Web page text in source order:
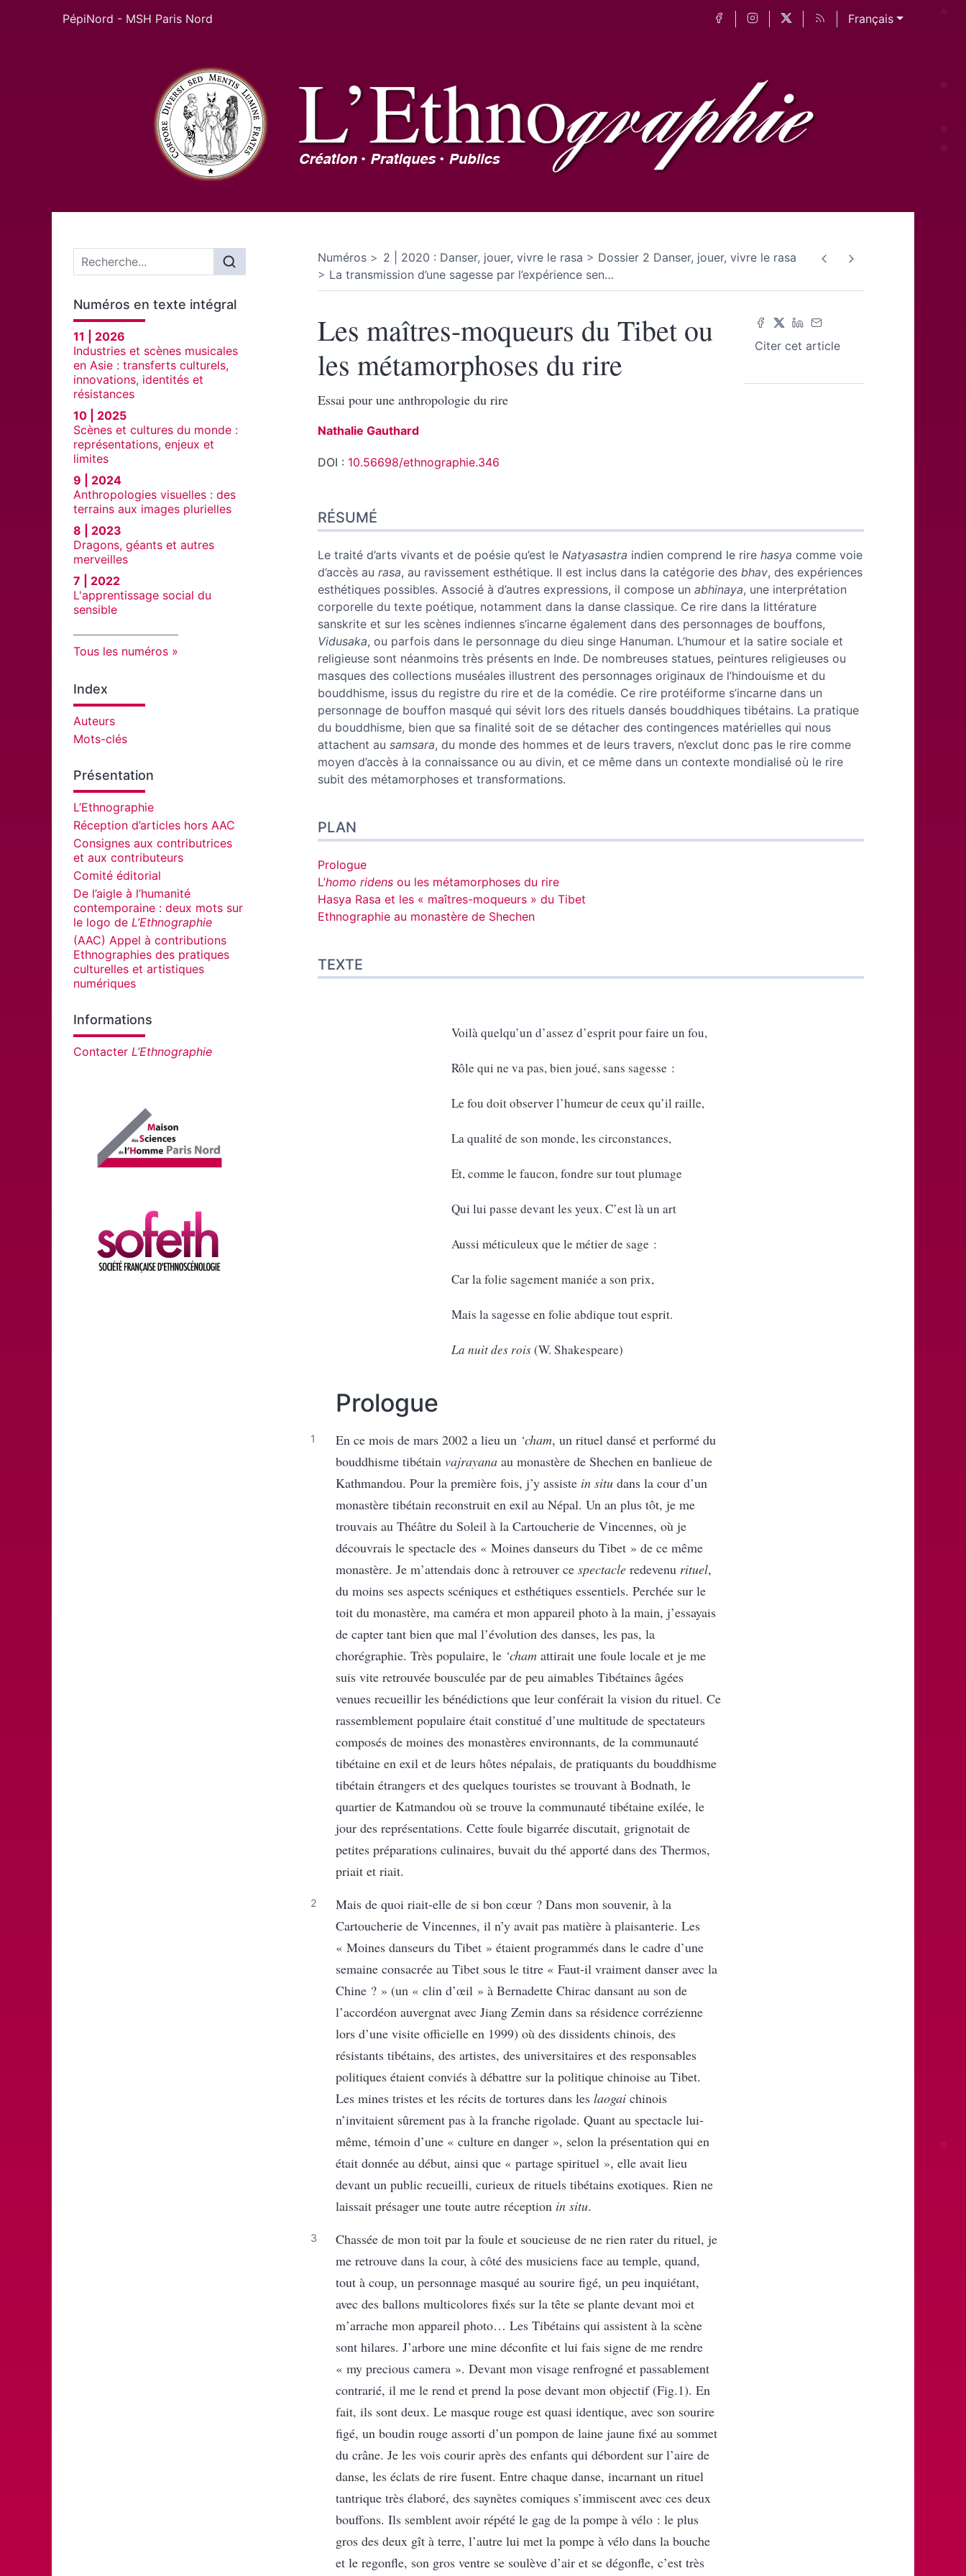
PépiNord - MSH Paris Nord Français
Menu principal
Numéros en texte intégral
11 | 2026
Industries et scènes musicales
en Asie : transferts culturels,
innovations, identités et
résistances
10 | 2025
Scènes et cultures du monde :
représentations, enjeux et
limites
9 | 2024
Anthropologies visuelles : des
terrains aux images plurielles
8 | 2023
Dragons, géants et autres
merveilles
7 | 2022
L'apprentissage social du
sensible
Tous les numéros
Index
Auteurs
Mots-clés
Présentation
L’Ethnographie
Réception d’articles hors AAC
Consignes aux contributrices
et aux contributeurs
Comité éditorial
De l’aigle à l’humanité
contemporaine : deux mots sur
le logo de L’Ethnographie
(AAC) Appel à contributions
Ethnographies des pratiques
culturelles et artistiques
numériques
Informations
Contacter L’Ethnographie
Affiliations/partenaires
Numéros 2 | 2020 : Danser, jouer, vivre le rasa
Dossier 2 Danser, jouer, vivre le rasa
La transmission d’une sagesse par l’expérience sen…
Citer cet article
Les maîtres-moqueurs du Tibet ou
les métamorphoses du rire
Essai pour une anthropologie du rire
Nathalie Gauthard
DOI : 10.56698/ethnographie.346
Plan
Texte
Bibliographie
Notes
Illustrations
Citer cet article
Auteur
RÉSUMÉ
Le traité d’arts vivants et de poésie qu’est le Natyasastra indien comprend le rire hasya comme voie
d’accès au rasa, au ravissement esthétique. Il est inclus dans la catégorie des bhav, des expériences
esthétiques possibles. Associé à d’autres expressions, il compose un abhinaya, une interprétation
corporelle du texte poétique, notamment dans la danse classique. Ce rire dans la littérature
sanskrite et sur les scènes indiennes s’incarne également dans des personnages de bouffons,
Vidusaka, ou parfois dans le personnage du dieu singe Hanuman. L’humour et la satire sociale et
religieuse sont néanmoins très présents en Inde. De nombreuses statues, peintures religieuses ou
masques des collections muséales illustrent des personnages originaux de l’hindouisme et du
bouddhisme, issus du registre du rire et de la comédie. Ce rire protéiforme s’incarne dans un
personnage de bouffon masqué qui sévit lors des rituels dansés bouddhiques tibétains. La pratique
du bouddhisme, bien que sa finalité soit de se détacher des contingences matérielles qui nous
attachent au samsara, du monde des hommes et de leurs travers, n’exclut donc pas le rire comme
moyen d’accès à la connaissance ou au divin, et ce même dans un contexte mondialisé où le rire
subit des métamorphoses et transformations.
PLAN
Prologue
L’homo ridens ou les métamorphoses du rire
Hasya Rasa et les « maîtres-moqueurs » du Tibet
Ethnographie au monastère de Shechen
TEXTE
Voilà quelqu’un d’assez d’esprit pour faire un fou,
Rôle qui ne va pas, bien joué, sans sagesse :
Le fou doit observer l’humeur de ceux qu’il raille,
La qualité de son monde, les circonstances,
Et, comme le faucon, fondre sur tout plumage
Qui lui passe devant les yeux. C’est là un art
Aussi méticuleux que le métier de sage :
Car la folie sagement maniée a son prix,
Mais la sagesse en folie abdique tout esprit.
La nuit des rois(W. Shakespeare)
Prologue
En ce mois de mars 2002 a lieu un ‘cham, un rituel dansé et performé du
bouddhisme tibétain vajrayana au monastère de Shechen en banlieue de
Kathmandou. Pour la première fois, j’y assiste in situ dans la cour d’un
monastère tibétain reconstruit en exil au Népal. Un an plus tôt, je me
trouvais au Théâtre du Soleil à la Cartoucherie de Vincennes, où je
découvrais le spectacle des « Moines danseurs du Tibet » de ce même
monastère. Je m’attendais donc à retrouver ce spectacle redevenu rituel,
du moins ses aspects scéniques et esthétiques essentiels. Perchée sur le
toit du monastère, ma caméra et mon appareil photo à la main, j’essayais
de capter tant bien que mal l’évolution des danses, les pas, la
chorégraphie. Très populaire, le ‘cham attirait une foule locale et je me
suis vite retrouvée bousculée par de peu aimables Tibétaines âgées
venues recueillir les bénédictions que leur conférait la vision du rituel. Ce
rassemblement populaire était constitué d’une multitude de spectateurs
composés de moines des monastères environnants, de la communauté
tibétaine en exil et de leurs hôtes népalais, de pratiquants du bouddhisme
tibétain étrangers et des quelques touristes se trouvant à Bodnath, le
quartier de Katmandou où se trouve la communauté tibétaine exilée, le
jour des représentations. Cette foule bigarrée discutait, grignotait de
petites préparations culinaires, buvait du thé apporté dans des Thermos,
priait et riait.
Mais de quoi riait-elle de si bon cœur ? Dans mon souvenir, à la
Cartoucherie de Vincennes, il n’y avait pas matière à plaisanterie. Les
« Moines danseurs du Tibet » étaient programmés dans le cadre d’une
semaine consacrée au Tibet sous le titre « Faut-il vraiment danser avec la
Chine ? » (un « clin d’œil » à Bernadette Chirac dansant au son de
l’accordéon auvergnat avec Jiang Zemin dans sa résidence corrézienne
lors d’une visite officielle en 1999) où des dissidents chinois, des
résistants tibétains, des artistes, des universitaires et des responsables
politiques étaient conviés à débattre sur la politique chinoise au Tibet.
Les mines tristes et les récits de tortures dans les laogai chinois
n’invitaient sûrement pas à la franche rigolade. Quant au spectacle lui-
même, témoin d’une « culture en danger », selon la présentation qui en
était donnée au début, ainsi que « partage spirituel », elle avait lieu
devant un public recueilli, curieux de rituels tibétains exotiques. Rien ne
laissait présager une toute autre réception in situ.
Chassée de mon toit par la foule et soucieuse de ne rien rater du rituel, je
me retrouve dans la cour, à côté des musiciens face au temple, quand,
tout à coup, un personnage masqué au sourire figé, un peu inquiétant,
avec des ballons multicolores fixés sur la tête se plante devant moi et
m’arrache mon appareil photo… Les Tibétains qui assistent à la scène
sont hilares. J’arbore une mine déconfite et lui fais signe de me rendre
« my precious camera ». Devant mon visage renfrogné et passablement
contrarié, il me le rend et prend la pose devant mon objectif (Fig.1). En
fait, ils sont deux. Le masque rouge est quasi identique, avec son sourire
figé, un boudin rouge assorti d’un pompon de laine jaune fixé au sommet
du crâne. Je les vois courir après des enfants qui débordent sur l’aire de
danse, les éclats de rire fusent. Entre chaque danse, incarnant un rituel
tantrique très élaboré, des saynètes comiques s’immiscent avec ces deux
bouffons. Ils semblent avoir répété le gag de la pompe à vélo : le plus
gros des deux gît à terre, l’autre lui met la pompe à vélo dans la bouche
et le regonfle, son gros ventre se soulève d’air et se dégonfle, c’est très